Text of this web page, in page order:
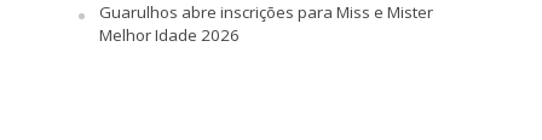
Guarulhos abre inscrições para Miss e Mister
Melhor Idade 2026